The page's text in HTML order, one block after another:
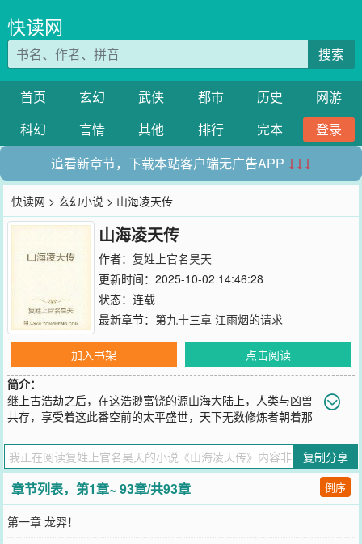
快读网
搜索
首页 玄幻 武侠 都市 历史
网游
科幻
言情 其他 排行 完本
登录
追看新章节，下载本站客户端无广告APP ↓↓↓
快读网 >玄幻小说 > 山海凌天传
山海凌天传
作者： 复姓上官名昊天
更新时间：2025-10-02 14:46:28
状态：连载
最新章节： 第九十三章 江雨烟的请求
加入书架
点击阅读
简介：
继上古浩劫之后，在这浩渺富饶的源山海大陆上，人类与凶兽
共存，享受着这此番空前的太平盛世，天下无数修炼者朝着那
基，练气御为形；化丹固本，品分三元，顿悟三天境，九转方临仙！
您要是觉得《山海凌天传》还不错的话请不要忘记向您QQ群和微博微
信里的朋友推荐哦！
复制分享
章节列表，第1章~ 93章/共93章 倒序
第一章 龙羿！